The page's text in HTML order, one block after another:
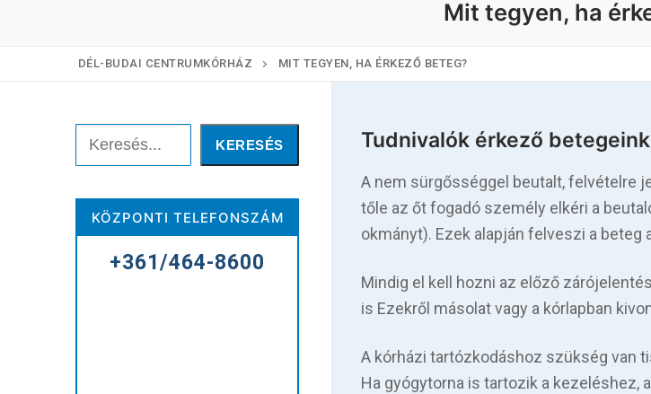
Keresése:
Főoldal
Kórházunkról
Praktikus információk
Mit tegyen, ha
DÉL-BUDAI CENTRUMKÓRHÁZ MIT TEGYEN, HA ÉRKEZŐ BETEG?
Keresés KERESÉS
KÖZPONTI TELEFONSZÁM
+361/464-8600
Tudnivalók érkező
A nem sürgősséggel beutalt, felvételre
tőle az őt fogadó személy elkéri a
okmányt). Ezek alapján felveszi a beteg
Mindig el kell hozni az előző
is Ezekről másolat vagy a kórlapban
A kórházi tartózkodáshoz szükség van
Ha gyógytorna is tartozik a